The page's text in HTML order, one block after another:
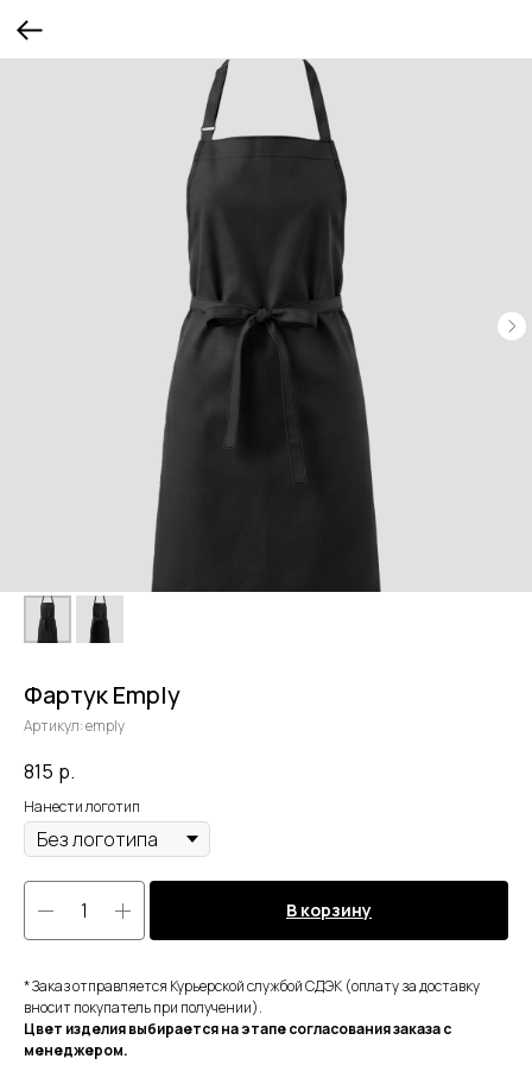
Фартук Emply
Артикул:emply
815 р.
Нанести логотип
В корзину
* Заказ отправляется Курьерской службой СДЭК (оплату за доставку
вносит покупатель при получении).
Цвет изделия выбирается на этапе согласования заказа с
менеджером.